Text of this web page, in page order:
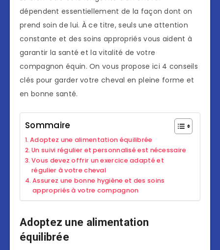
dépendent essentiellement de la façon dont on
prend soin de lui. À ce titre, seuls une attention
constante et des soins appropriés vous aident à
garantir la santé et la vitalité de votre
compagnon équin. On vous propose ici 4 conseils
clés pour garder votre cheval en pleine forme et
en bonne santé.
Sommaire
Adoptez une alimentation équilibrée
Un suivi régulier et personnalisé est nécessaire
Vous devez offrir un exercice adapté et
régulier à votre cheval
Assurez une bonne hygiène et des soins
appropriés à votre compagnon
Adoptez une alimentation
équilibrée